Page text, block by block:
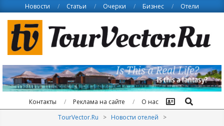
content
Новости Статьи Очерки Бизнес Отели
Контакты Реклама на сайте О нас Поиск
TourVector.Ru > Новости отелей
>